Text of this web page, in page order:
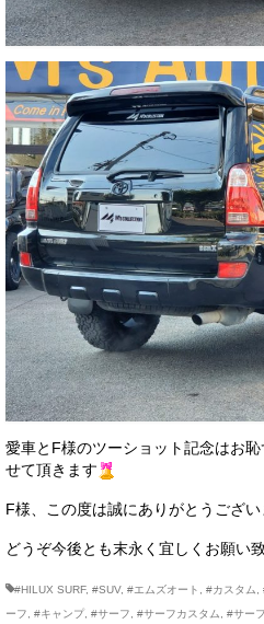
愛車とF様のツーショット記念はお
せて頂きます
F様、この度は誠にありがとうござい
どうぞ今後とも末永く宜しくお願い致
#HILUX SURF, #SUV, #エムズオート #カスタム
ーフ
#キャンプ, #サーフ #サーフカスタム #サー